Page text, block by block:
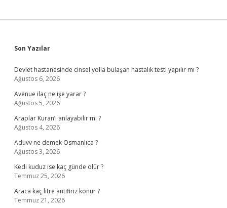
Sidebar
Son Yazılar
Devlet hastanesinde cinsel yolla bulaşan hastalık testi yapılır mı ?
Ağustos 6, 2026
Avenue ilaç ne işe yarar ?
Ağustos 5, 2026
Araplar Kuran’ı anlayabilir mi ?
Ağustos 4, 2026
Aduvv ne demek Osmanlıca ?
Ağustos 3, 2026
Kedi kuduz ise kaç günde ölür ?
Temmuz 25, 2026
Araca kaç litre antifiriz konur ?
Temmuz 21, 2026